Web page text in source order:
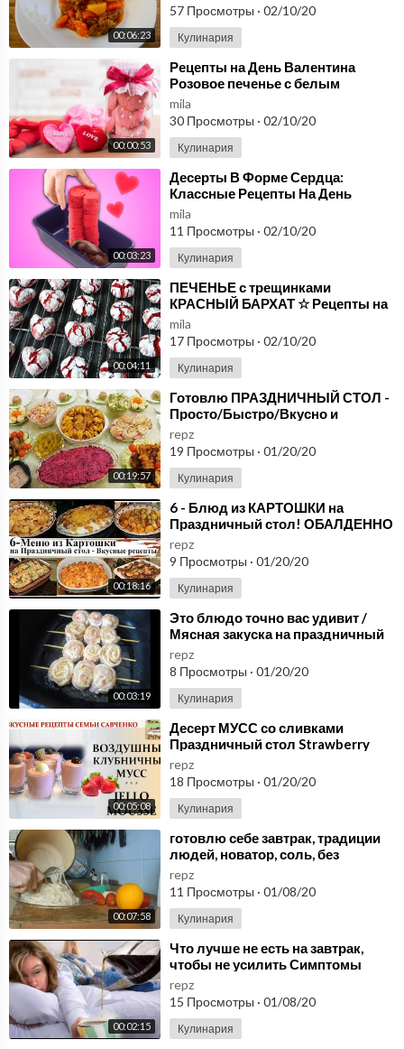
Завтраки: https://www.youtube.com/watch?v=_jsfP0pPp08&lis
t=PLY7SOP4zVQuqR_DY6LVww72yy9jp9VOSx
Закуски: https://www.youtube.com/watch?v=cw6izB33fdI&list
=PLY7SOP4zVQuqnR1WDkZTcB1xW0_fXrEzQ
Горячие блюда: https://www.youtube.com/watch?v=ii9jILBpYD
Y&list=PLY7SOP4zVQuqd5V0fPo1ZTBq1WyAla22x
Супы: https://www.youtube.com/watch?v=BlheRE3RC4s&list=
PLY7SOP4zVQurYKzOEoBoRUZ2UmiMmeylp
Салаты: https://www.youtube.com/watch?v=-y6hCB1gzh4&list
=PLY7SOP4zVQuq_hSSVJUH4Tj3E1kfOciP9
Напитки и коктейли: https://www.youtube.com/watch?v=ca4M
y7oaDmA&list=PLY7SOP4zVQupnh0de7BSCJ174HFvC3v6W
Соусы: https://www.youtube.com/watch?v=k22tJ8IoPGY&list=
PLY7SOP4zVQuqkCQhlxY0N3GVNADFDe1n9
Десерты: https://www.youtube.com/watch?v=rplmK6VFV44&li
st=PLY7SOP4zVQuoAj1uSndScTuy5VTJvsVvY
Блюда из рыбы: https://www.youtube.com/watch?v=Nrk7z6v8f
Cg&list=PLY7SOP4zVQuqhxuGJBz-xWru3qAKZoXIk
Музыка: http://audionautix.com/
00:06:23
Рецепты для Мультиварки
57 Просмотры · 02/10/20
Кулинария
00:00:53
⁣Рецепты на День Валентина
Розовое печенье с белым
шоколадом
mila
30 Просмотры · 02/10/20
Кулинария
00:03:23
⁣Десерты В Форме Сердца:
Классные Рецепты На День
Святого Валентина
mila
11 Просмотры · 02/10/20
Кулинария
00:04:11
⁣ПЕЧЕНЬЕ с трещинками
КРАСНЫЙ БАРХАТ ☆ Рецепты на
14 ФЕВРАЛЯ
mila
17 Просмотры · 02/10/20
Кулинария
00:19:57
⁣Готовлю ПРАЗДНИЧНЫЙ СТОЛ -
Просто/Быстро/Вкусно и
НЕдорого/РЕЦЕПТЫ
ПРАЗДНИЧНЫХ БЛЮД/
Праздничное меню
repz
19 Просмотры · 01/20/20
Кулинария
00:18:16
⁣6 - Блюд из КАРТОШКИ на
Праздничный стол! ОБАЛДЕННО
Вкусные рецепты!
repz
9 Просмотры · 01/20/20
Кулинария
00:03:19
⁣Это блюдо точно вас удивит /
Мясная закуска на праздничный
стол / Рецепты Другой Кухни
repz
8 Просмотры · 01/20/20
Кулинария
00:05:08
⁣Десерт МУСС со сливками
Праздничный стол Strawberry
jello cups рецепты Савченко
repz
18 Просмотры · 01/20/20
Кулинария
00:07:58
⁣готовлю себе завтрак, традиции
людей, новатор, соль, без
похмелья
repz
11 Просмотры · 01/08/20
Кулинария
00:02:15
⁣Что лучше не есть на завтрак,
чтобы не усилить Симптомы
Похмелья
repz
15 Просмотры · 01/08/20
Кулинария